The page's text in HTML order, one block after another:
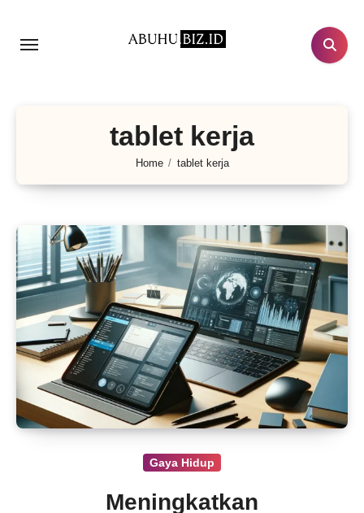
tablet kerja
Home tablet kerja
Gaya Hidup
Meningkatkan